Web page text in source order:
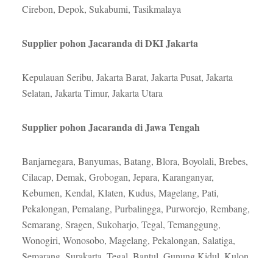
Cirebon, Depok, Sukabumi, Tasikmalaya
Supplier pohon Jacaranda di DKI Jakarta
Kepulauan Seribu, Jakarta Barat, Jakarta Pusat, Jakarta
Selatan, Jakarta Timur, Jakarta Utara
Supplier pohon Jacaranda di Jawa Tengah
Banjarnegara, Banyumas, Batang, Blora, Boyolali, Brebes,
Cilacap, Demak, Grobogan, Jepara, Karanganyar,
Kebumen, Kendal, Klaten, Kudus, Magelang, Pati,
Pekalongan, Pemalang, Purbalingga, Purworejo, Rembang,
Semarang, Sragen, Sukoharjo, Tegal, Temanggung,
Wonogiri, Wonosobo, Magelang, Pekalongan, Salatiga,